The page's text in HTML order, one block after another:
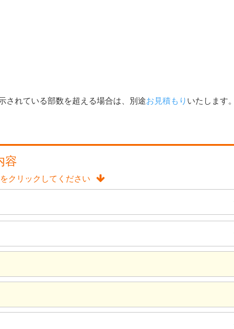
されている部数を超える場合は、別途お見積もり いたします。
容
クリックしてください